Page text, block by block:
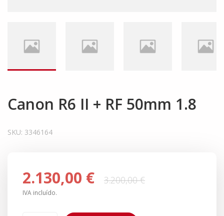
Canon R6 II + RF 50mm 1.8
SKU: 3346164
2.130,00 € 3.200,00 €
IVA incluído.